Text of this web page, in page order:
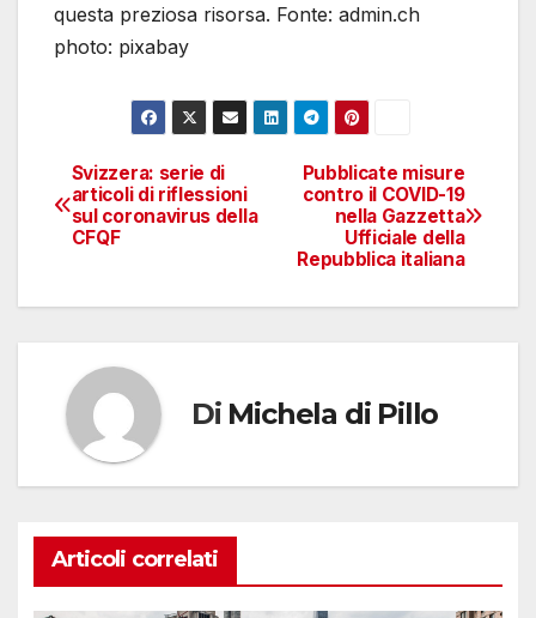
questa preziosa risorsa. Fonte: admin.ch
photo: pixabay
Navigazione
articoli
Pubblicate misure
contro il COVID-19
nella Gazzetta
Ufficiale della
Repubblica italiana
Svizzera: serie di
articoli di riflessioni
sul coronavirus della
CFQF
Di Michela di Pillo
Articoli correlati